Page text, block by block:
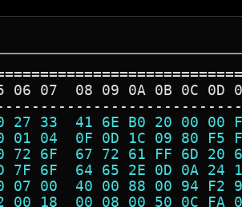
06 07  08 09 0A 0B 0C
27 33  41 6E B0 20 00
01 04  0F 0D 1C 09 80
72 6F  67 72 61 FF 6D
7F 6F  64 65 2E 0D 0A
07 00  40 00 88 00 94
00 18  00 08 00 50 0C